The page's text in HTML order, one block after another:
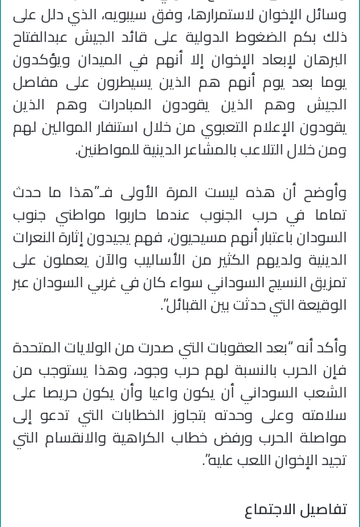
وسائل الإخوان لاستمرارها، وفق سيبويه، الذي دلل على
ذلك بكم الضغوط الدولية على قائد الجيش عبدالفتاح
البرهان لإبعاد الإخوان إلا أنهم في الميدان ويؤكدون
يوما بعد يوم أنهم هم الذين يسيطرون على مفاصل
الجيش وهم الذين يقودون المبادرات وهم الذين
يقودون الإعلام التعبوي من خلال استنفار الموالين لهم
ومن خلال التلاعب بالمشاعر الدينية للمواطنين.
وأوضح أن هذه ليست المرة الأولى فـ”هذا ما حدث
تماما في حرب الجنوب عندما حاربوا مواطني جنوب
السودان باعتبار أنهم مسيحيون، فهم يجيدون إثارة النعرات
الدينية ولديهم الكثير من الأساليب والآن يعملون على
تمزيق النسيج السوداني سواء كان في غربي السودان عبر
الوقيعة التي حدثت بين القبائل”.
وأكد أنه “بعد العقوبات التي صدرت من الولايات المتحدة
فإن الحرب بالنسبة لهم حرب وجود، وهذا يستوجب من
الشعب السوداني أن يكون واعيا وأن يكون حريصا على
سلامته وعلى وحدته بتجاوز الخطابات التي تدعو إلى
مواصلة الحرب ورفض خطاب الكراهية والانقسام التي
تجيد الإخوان اللعب عليه”.
تفاصيل الاجتماع